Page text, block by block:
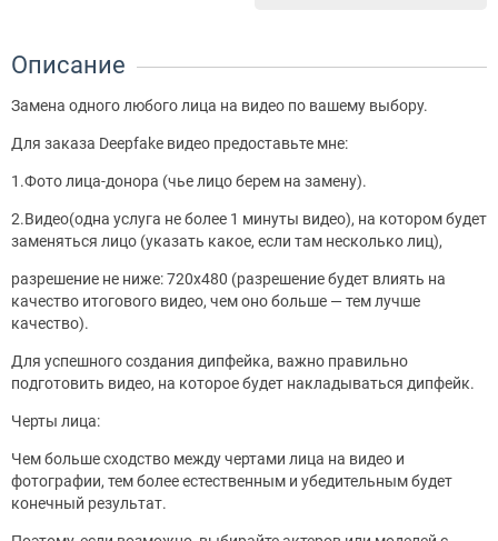
Описание
Замена одного любого лица на видео по вашему выбору.
Для заказа Deepfake видео предоставьте мне:
1.Фото лица-донора (чье лицо берем на замену).
2.Видео(одна услуга не более 1 минуты видео), на котором будет
заменяться лицо (указать какое, если там несколько лиц),
разрешение не ниже: 720x480 (разрешение будет влиять на
качество итогового видео, чем оно больше — тем лучше
качество).
Для успешного создания дипфейка, важно правильно
подготовить видео, на которое будет накладываться дипфейк.
Черты лица:
Чем больше сходство между чертами лица на видео и
фотографии, тем более естественным и убедительным будет
конечный результат.